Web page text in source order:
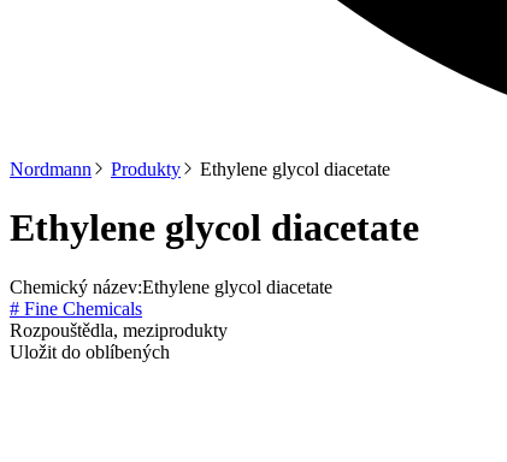
Nordmann Produkty Ethylene glycol diacetate
Ethylene glycol diacetate
Chemický název:Ethylene glycol diacetate
# Fine Chemicals
Rozpouštědla, meziprodukty
Uložit do oblíbených